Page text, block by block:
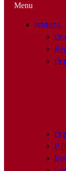
Menu
Istituto